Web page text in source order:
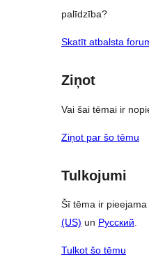
palīdzība?
Skatīt atbalsta
Ziņot
Vai šai tēmai ir
Ziņot par šo tēmu
Tulkojumi
Šī tēma ir
(US) un Русский.
Tulkot šo tēmu